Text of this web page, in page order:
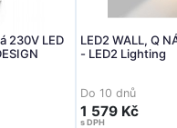
230V LED
LED2 WALL, Q
- LED2 Lighting
Do 10 dnů
1 579 Kč
s DPH